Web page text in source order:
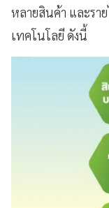
หลายสินค้า และรา
เทคโนโลยี ดังนี้